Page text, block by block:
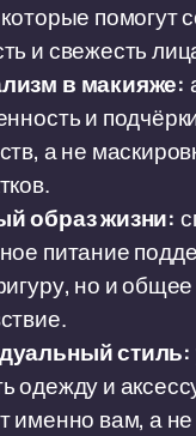
помогут
и свежесть
в макияже:
и
а не
образ жизни:
питание
но и общее
стиль:
одежду и
именно вам, а